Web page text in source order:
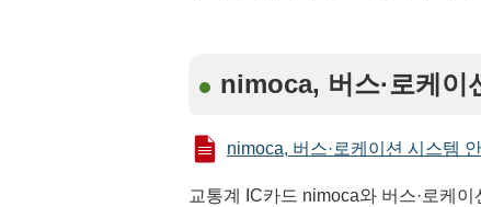
nimoca, 버스·로케이
nimoca, 버스·로케이션 시스템
교통계 IC카드 nimoca와 버스·로케